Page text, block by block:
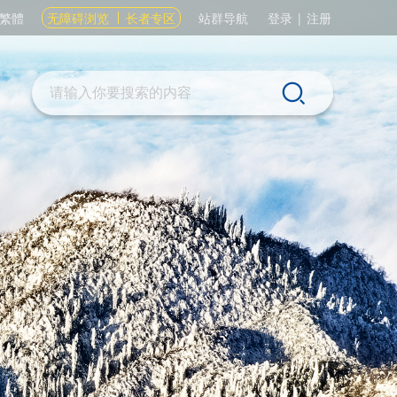
繁體 无障碍浏览 长者专区 站群导航 登录 | 注册